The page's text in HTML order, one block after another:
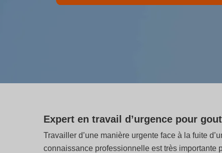
Expert en travail d’urgence pour
Travailler d’une manière urgente face à la fuite
connaissance professionnelle est très importante